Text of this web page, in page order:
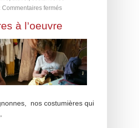
Commentaires fermés
à l’oeuvre
nos costumières qui